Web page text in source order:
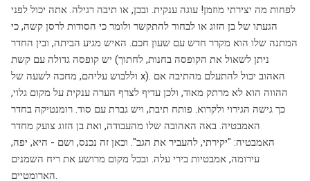
לפחות מה יצירתי מוזמן! עוגה ענקית. ובכן, או תיבה רגילה. אתה יכול לפני
הגעתו של בן הזוג או לבחור להתקשר ולומר כי הסודות לרסן קשה, כי
המתנה שלו הוא מקרר חדש עם שעון חכם. האיש מגיע הביתה, ובין החדר
יש קופסה גדולה עם קשת (ניתן לשאול את הקופסה בחנות, לחתוך
וללבוש עליהם, מחכה לשעה של x). האהוב יכול להתעלם מהתיבה אם
ההווה הוא לא מרתק מאוד, ולכן עדיף לצרף הערה ענקית על מקום גלוי,
כך גישה הגירוי ולקרוא. פותח תיבת, ויש גברת עם סוד. רומנטיקה בחדר
האמבטיה. באה האהובה שלו מהעבודה, ואת בן הזוג צועק מחדר
האמבטיה: "יקירתי, להעביר את הגב". וכאן זה נכנס, ושם - היא, יפה,
עירומה, אמבטיות בירי עלה. ובכל מקום מרושע את ריח השמנים
הארומטיים.